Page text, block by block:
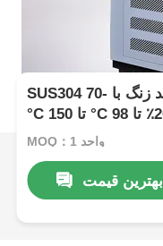
SUS304 اتاق دمای ثابت و رطوبت فولاد ضد زنگ با -70
MOQ：1 واحد
بهترین قیمت